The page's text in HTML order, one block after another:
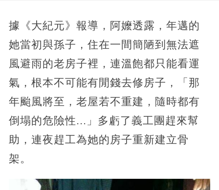
據《大紀元》報導，阿嬤透露，年邁的
她當初與孫子，住在一間簡陋到無法遮
風避雨的老房子裡，連溫飽都只能看運
氣，根本不可能有閒錢去修房子，「那
年颱風將至，老屋若不重建，隨時都有
倒塌的危險性...」多虧了義工團趕來幫
助，連夜趕工為她的房子重新建立骨
架。